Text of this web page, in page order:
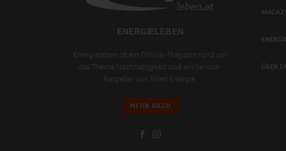
ENERGIELEBEN
Energieleben ist ein Online-Magazin rund um
das Thema Nachhaltigkeit und ein Service-
Ratgeber von Wien Energie.
MEHR DAZU
ÜBER